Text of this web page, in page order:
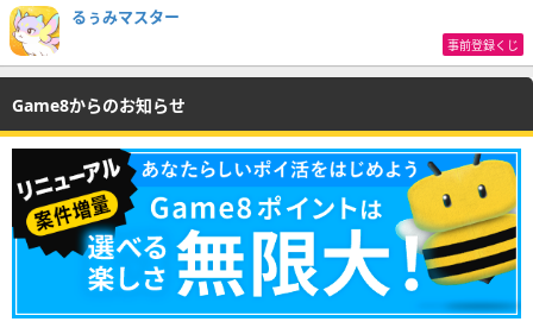
るぅみマスター
事前登録くじ
Game8からのお知らせ